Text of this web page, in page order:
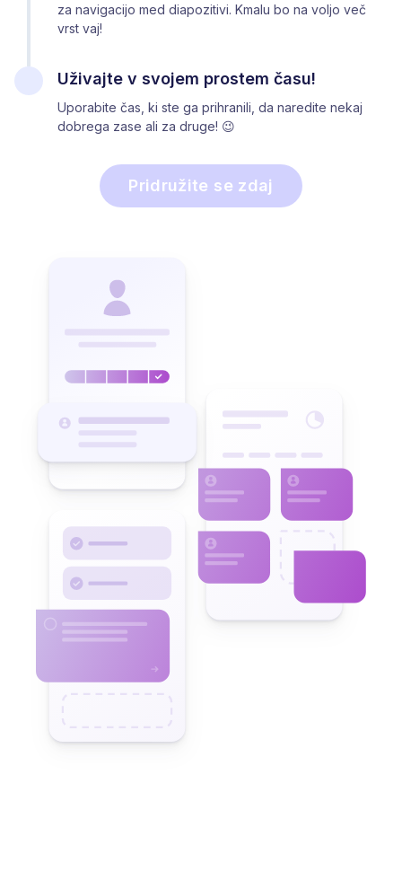
za navigacijo med diapozitivi. Kmalu bo na voljo več
vrst vaj!
Uživajte v svojem prostem času!
Uporabite čas, ki ste ga prihranili, da naredite nekaj
dobrega zase ali za druge! 😉
Pridružite se zdaj